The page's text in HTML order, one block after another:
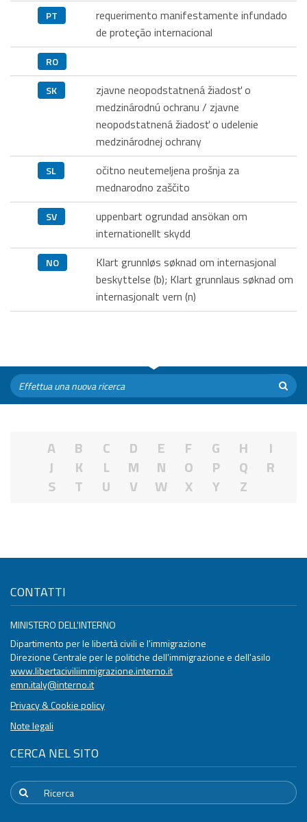
PT
requerimento manifestamente infundado
de proteção internacional
RO
SK
zjavne neopodstatnená žiadosť o
medzinárodnú ochranu / zjavne
neopodstatnená žiadosť o udelenie
medzinárodnej ochrany
SL
očitno neutemeljena prošnja za
mednarodno zaščito
SV
uppenbart ogrundad ansökan om
internationellt skydd
NO
Klart grunnløs søknad om internasjonal
beskyttelse (b); Klart grunnlaus søknad om
internasjonalt vern (n)
A B C D E F G H
I
J
K L M N O P Q
R
S
T U V W X Y Z
CONTATTI
MINISTERO DELL'INTERNO
Dipartimento per le libertà civili e l'immigrazione
Direzione Centrale per le politiche dell'immigrazione e dell'asilo
www.libertaciviliimmigrazione.interno.it
emn.italy@interno.it
Privacy & Cookie policy
Note legali
CERCA NEL SITO